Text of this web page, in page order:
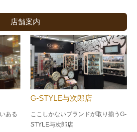
店舗案内
ある
G-STYLE与次郎店
ここしかないブランドが取り揃うG-
STYLE与次郎店